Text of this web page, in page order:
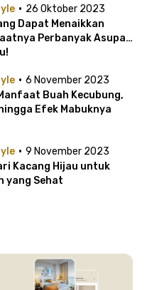
· 26 Oktober 2023
Dapat Menaikkan
Perbanyak Asupan
· 6 November 2023
Buah Kecubung,
Efek Mabuknya
· 9 November 2023
Kacang Hijau untuk
yang Sehat